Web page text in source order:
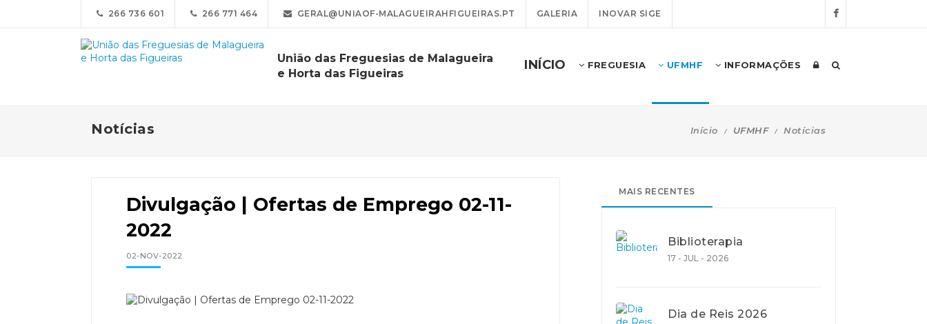
266 736 601 266 771 464 GERAL@UNIAOF-MALAGUEIRAHFIGUEIRAS.PT GALERIA INOVAR SIGE
União das Freguesias de Malagueira
e Horta das Figueiras
INÍCIO FREGUESIA UFMHF INFORMAÇÕES
Notícias Início UFMHF Notícias
Divulgação | Ofertas de Emprego 02-11-
2022
02-NOV-2022
MAIS RECENTES
Biblioterapia
17 - JUL - 2026
Dia de Reis 2026